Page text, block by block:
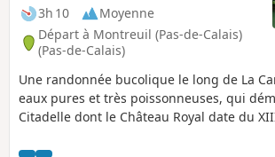
3h 10
Moyenne
Départ à Montreuil (Pas-de-Calais)
(Pas-de-Calais)
Une randonnée bucolique le long de La
eaux pures et très poissonneuses, qui
Citadelle dont le Château Royal date du